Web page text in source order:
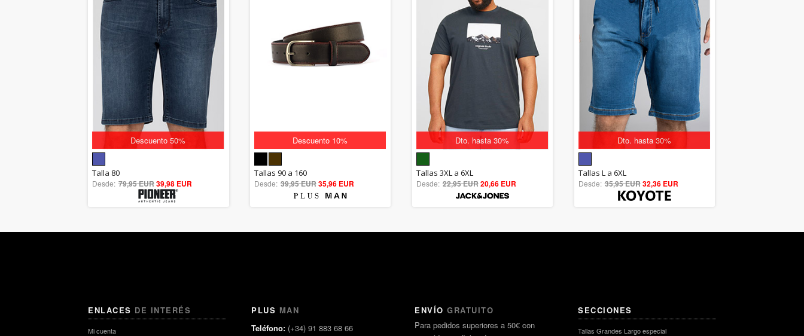
Descuento 50%
out of 5
Talla 80
Desde: 79,95 EUR39,98 EUR
Descuento 10%
5.00
out of 5
Tallas 90 a 160
Desde: 39,95 EUR35,96 EUR
Dto. hasta 30%
5.00
out of 5
Tallas 3XL a 6XL
Desde: 22,95 EUR20,66 EUR
Dto. hasta 30%
5.00
out of 5
Tallas L a 6XL
Desde: 35,95 EUR32,36 EUR
ENLACES DE INTERÉS
Mi cuenta
PLUS MAN
Teléfono: (+34) 91 883 68 66
ENVÍO GRATUITO
Para pedidos superiores a 50€ con
SECCIONES
Tallas Grandes Largo especial